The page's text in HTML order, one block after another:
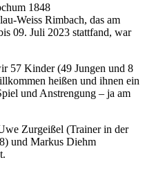
beim
Weiß
Rimbach
mit
1848
Weiss Rimbach, das am
09. Juli 2023 stattfand, war
57 Kinder (49 Jungen und 8
heißen und ihnen ein
und Anstrengung – ja am
Zurgeißel (Trainer in der
und Markus Diehm